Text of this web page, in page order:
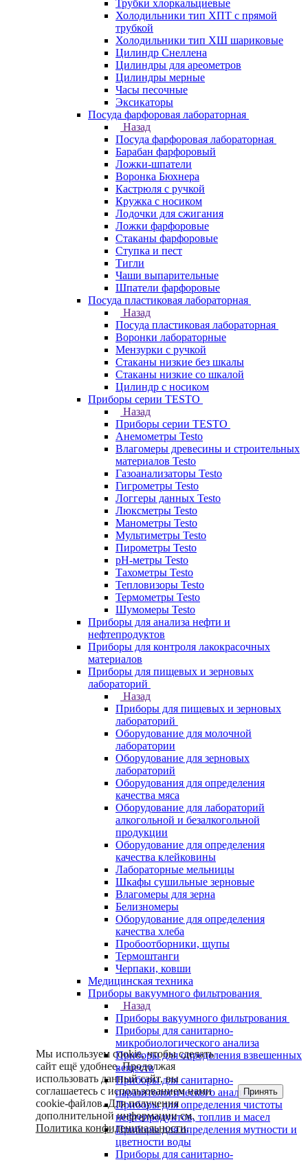
Трубки хлоркальциевые
Холодильники тип ХПТ с прямой
трубкой
Холодильники тип ХШ шариковые
Цилиндр Снеллена
Цилиндры для ареометров
Цилиндры мерные
Часы песочные
Эксикаторы
Посуда фарфоровая лабораторная
Назад
Посуда фарфоровая лабораторная
Барабан фарфоровый
Ложки-шпатели
Воронка Бюхнера
Кастрюля с ручкой
Кружка с носиком
Лодочки для сжигания
Ложки фарфоровые
Стаканы фарфоровые
Ступка и пест
Тигли
Чаши выпарительные
Шпатели фарфоровые
Посуда пластиковая лабораторная
Назад
Посуда пластиковая лабораторная
Воронки лабораторные
Мензурки с ручкой
Стаканы низкие без шкалы
Стаканы низкие со шкалой
Цилиндр с носиком
Приборы серии TESTO
Назад
Приборы серии TESTO
Анемометры Testo
Влагомеры древесины и строительных
материалов Testo
Газоанализаторы Testo
Гигрометры Testo
Логгеры данных Testo
Люксметры Testo
Манометры Testo
Мультиметры Testo
Пирометры Testo
pH-метры Testo
Тахометры Testo
Тепловизоры Testo
Термометры Testo
Шумомеры Testo
Приборы для анализа нефти и
нефтепродуктов
Приборы для контроля лакокрасочных
материалов
Приборы для пищевых и зерновых
лабораторий
Назад
Приборы для пищевых и зерновых
лабораторий
Оборудование для молочной
лаборатории
Оборудование для зерновых
лабораторий
Оборудования для определения
качества мяса
Оборудование для лабораторий
алкогольной и безалкогольной
продукции
Оборудование для определения
качества клейковины
Лабораторные мельницы
Шкафы сушильные зерновые
Влагомеры для зерна
Белизномеры
Оборудование для определения
качества хлеба
Пробоотборники, щупы
Термоштанги
Черпаки, ковши
Медицинская техника
Приборы вакуумного фильтрования
Назад
Приборы вакуумного фильтрования
Приборы для санитарно-
микробиологического анализа
Приборы для определения взвешенных
веществ
Приборы для санитарно-
паразитологического анализа
Приборы для определения чистоты
нефтепродуктов, топлив и масел
Приборы для определения мутности и
цветности воды
Приборы для санитарно-
Мы используем cookie, чтобы сделать
сайт ещё удобнее. Продолжая
использовать данный сайт, вы
соглашаетесь с использованием нами
cookie-файлов. Для получения
дополнительной информации см.
Политика конфиденциальности.
Принять